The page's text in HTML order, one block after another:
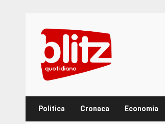
content
Politica Cronaca Economia